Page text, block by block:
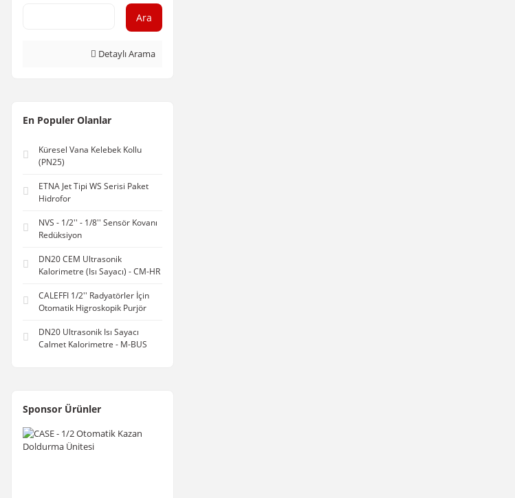
Ara
Detaylı Arama
En Populer Olanlar
Küresel Vana Kelebek Kollu
(PN25)
ETNA Jet Tipi WS Serisi Paket
Hidrofor
NVS - 1/2'' - 1/8'' Sensör Kovanı
Redüksiyon
DN20 CEM Ultrasonik
Kalorimetre (Isı Sayacı) - CM-HR
CALEFFI 1/2'' Radyatörler İçin
Otomatik Higroskopik Purjör
DN20 Ultrasonik Isı Sayacı
Calmet Kalorimetre - M-BUS
Sponsor Ürünler